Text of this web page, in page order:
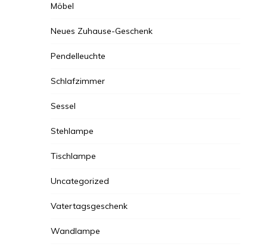
Möbel
Neues Zuhause-Geschenk
Pendelleuchte
Schlafzimmer
Sessel
Stehlampe
Tischlampe
Uncategorized
Vatertagsgeschenk
Wandlampe